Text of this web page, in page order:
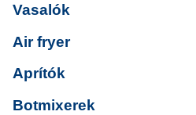
Vasalók
Air fryer
Aprítók
Botmixerek